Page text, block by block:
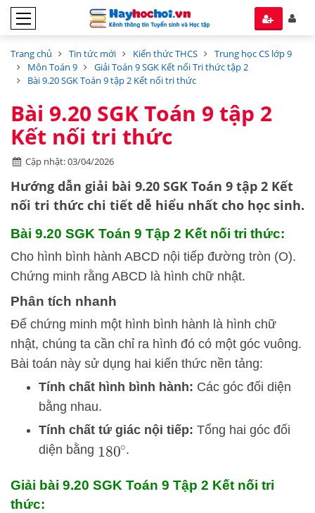
Trang chủ Tin tức mới Kiến thức THCS
Trung học CS lớp 9
Môn Toán 9
Giải Toán 9 SGK Kết nối Tri thức tập 2
Bài 9.20 SGK Toán 9 tập 2 Kết nối tri thức
Bài 9.20 SGK Toán 9 tập 2
Kết nối tri thức
Cập nhật: 03/04/2026
Hướng dẫn giải bài 9.20 SGK Toán 9 tập 2 Kết
nối tri thức chi tiết dễ hiểu nhất cho học sinh.
Bài 9.20 SGK Toán 9 Tập 2 Kết nối tri thức:
Cho hình bình hành ABCD nội tiếp đường tròn (O).
Chứng minh rằng ABCD là hình chữ nhật.
Phân tích nhanh
Để chứng minh một hình bình hành là hình chữ
nhật, chúng ta cần chỉ ra hình đó có một góc vuông.
Bài toán này sử dụng hai kiến thức nền tảng:
Tính chất hình bình hành: Các góc đối diện
bằng nhau.
Tính chất tứ giác nội tiếp: Tổng hai góc đối
diện bằng 180∘.
Giải bài 9.20 SGK Toán 9 Tập 2 Kết nối tri
thức: